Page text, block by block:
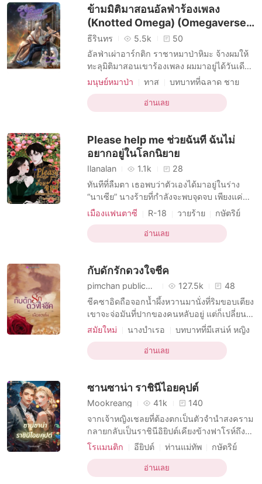
ความรักที่ยิ่งใหญ่
ข้ามมิติมาสอนอัลฟ่าร้องเพลง
(Knotted Omega) (Omegaverse)
(Mpreg)
ธีรินทร 5.5k
50
อัลฟ่าเผ่าอาร์กติก ราชาหมาป่าหิมะ จ้างผมให้
ทะลุมิติมาสอนเขาร้องเพลง ผมมาอยู่ได้วันเดียว
แทนที่เขาจะจับไมโครโฟน ดันจะมาจับไมค์ผม
แทน (A/B/O MM series) (เมะxเมะ) (MPreg)
เป็นครั้งแรกในรอบหมื่นปีที่อัลฟ่าเผ่าอาร์กติก
ได้ขึ้นปกครองเมืองไลแคนโทรปนานกว่า 5
Arctic) ทาย
มนุษย์หมาป่า ทาส
บทบาทที่ฉลาด ชาย
ตลกขบขัน
LGBTQ+
ชายอัลฟ่า
กษัตริย์
อ่านเลย
Please help me ช่วยฉันที ฉันไม่
อยากอยู่ในโลกนิยาย
Ilanalan 1.1k
28
ทันทีที่ลืมตา เธอพบว่าตัวเองได้มาอยู่ในร่าง
“นาเซีย” นางร้ายที่กำลังจะพบจุดจบ เพียงแค่
อยากมีชีวิตรอดจนกว่าจะหาทางกลับโลกเดิม
เมืองแฟนตาซี R-18 วายร้าย กษัตริย์
อ่านเลย
กับดักรักดวงใจชีค
pimchan publication 127.5k
48
ชีคซาอิดถือจอกน้ำผึ้งหวานมานั่งที่ริมขอบเตียง
เขาจะจ่อมันที่ปากของคนหลับอยู่ แต่ก็เปลี่ยนใจ
ยกจอกนั้นมาดื่มแทนแล้วก้มลงมอบจุมพิตหวาน
ป้อนหล่อน... ไอยวรินทร์รู้สึกตัวตื่นขึ้นมาพร้อม
กับน้ำหวานๆ ในปาก ริมฝีปากหนาที่บดจูบอยู่
สมัยใหม่ นางบำเรอ
บทบาทที่มีเสน่ห์ หญิง
บทบาทที่มีเสน่ห์ ชาย
R-18
ทะเลทราย
เพลย์บอย
กษัตริย์
โดนบังคับมาหลงรัก
ที่ทำงาน
อ่านเลย
ซานซาน่า ราชินีไอยคุปต์
Mookreang 41k
140
จากเจ้าหญิงเชลยที่ต้องตกเป็นตัวจำนำสงคราม
กลายกลับเป็นราชินีอิยิปต์เคียงข้างฟาโรห์ถึง
สองพระองค์ แม้เด็กสาวจะทำทุกวิถีทางเพื่อหนี
โรแมนติก อียิปต์ ท่านแม่ทัพ
กษัตริย์
ผู้พิทักษ์
การกักขัง ดราม่า
อ่านเลย